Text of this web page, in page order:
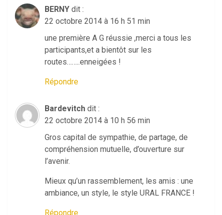
BERNY dit :
22 octobre 2014 à 16 h 51 min
une première A G réussie ,merci a tous les
participants,et a bientôt sur les
routes……..enneigées !
Répondre
Bardevitch dit :
22 octobre 2014 à 10 h 56 min
Gros capital de sympathie, de partage, de
compréhension mutuelle, d’ouverture sur
l’avenir.
Mieux qu’un rassemblement, les amis : une
ambiance, un style, le style URAL FRANCE !
Répondre